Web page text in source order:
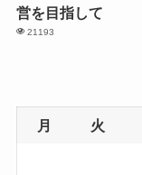
営を目指して
21193
月 火